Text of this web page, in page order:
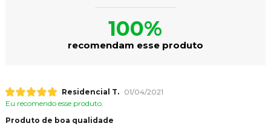
100%
recomendam esse produto
Residencial T.
01/04/2021
Eu recomendo esse produto.
Produto de boa qualidade